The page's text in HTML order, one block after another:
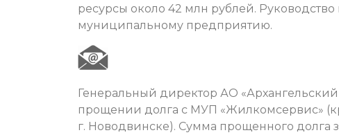
ресурсы около 42 млн рублей.
муниципальному предприятию.
Генеральный директор АО
прощении долга с МУП «Жилкомсервис»
г. Новодвинске). Сумма прощенного долга